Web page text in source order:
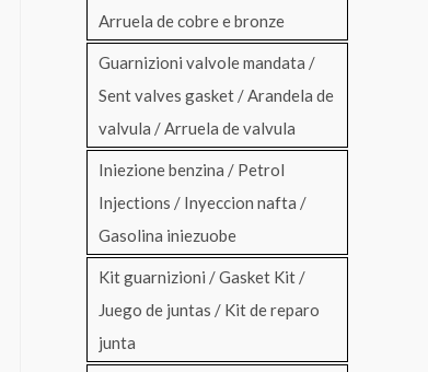
Arruela de cobre e bronze
Guarnizioni valvole mandata /
Sent valves gasket / Arandela de
valvula / Arruela de valvula
Iniezione benzina / Petrol
Injections / Inyeccion nafta /
Gasolina iniezuobe
Kit guarnizioni / Gasket Kit /
Juego de juntas / Kit de reparo
junta